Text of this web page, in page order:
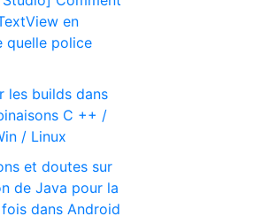
en
quelle police
les builds dans
C ++ /
/ Linux
et doutes sur
de Java pour la
dans Android